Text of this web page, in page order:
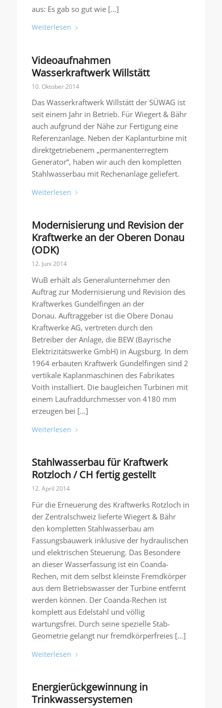
aus: Es gab so gut wie […]
Weiterlesen
Videoaufnahmen
Wasserkraftwerk Willstätt
10. Oktober 2014
Das Wasserkraftwerk Willstätt der SÜWAG ist
seit einem Jahr in Betrieb. Für Wiegert & Bähr
auch aufgrund der Nähe zur Fertigung eine
Referenzanlage. Neben der Kaplanturbine mit
direktgetriebenem „permanenterregtem
Generator“, haben wir auch den kompletten
Stahlwasserbau mit Rechenanlage geliefert.
Weiterlesen
Modernisierung und Revision der
Kraftwerke an der Oberen Donau
(ODK)
12. Juni 2014
WuB erhält als Generalunternehmer den
Auftrag zur Modernisierung und Revision des
Kraftwerkes Gundelfingen an der
Donau. Auftraggeber ist die Obere Donau
Kraftwerke AG, vertreten durch den
Betreiber der Anlage, die BEW (Bayrische
Elektrizitätswerke GmbH) in Augsburg. In dem
1964 erbauten Kraftwerk Gundelfingen sind 2
vertikale Kaplanmaschinen des Fabrikates
Voith installiert. Die baugleichen Turbinen mit
einem Laufraddurchmesser von 4180 mm
erzeugen bei […]
Weiterlesen
Stahlwasserbau für Kraftwerk
Rotzloch / CH fertig gestellt
12. April 2014
Für die Erneuerung des Kraftwerks Rotzloch in
der Zentralschweiz lieferte Wiegert & Bähr
den kompletten Stahlwasserbau am
Fassungsbauwerk inklusive der hydraulischen
und elektrischen Steuerung. Das Besondere
an dieser Wasserfassung ist ein Coanda-
Rechen, mit dem selbst kleinste Fremdkörper
aus dem Betriebswasser der Turbine entfernt
werden können. Der Coanda-Rechen ist
komplett aus Edelstahl und völlig
wartungsfrei. Durch seine spezielle Stab-
Geometrie gelangt nur fremdkörperfreies […]
Weiterlesen
Energierückgewinnung in
Trinkwassersystemen